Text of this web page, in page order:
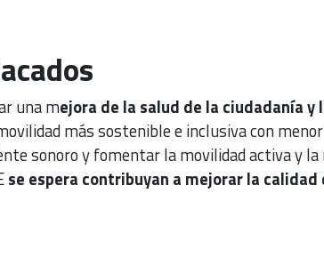
una mejora de la salud de la ciudadanía y
más sostenible e inclusiva con
sonoro y fomentar la movilidad activa y la
se espera contribuyan a mejorar la